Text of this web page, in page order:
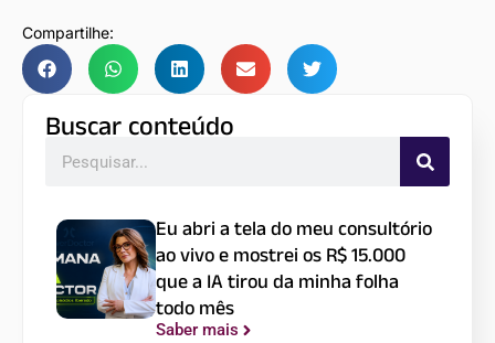
Compartilhe:
Buscar conteúdo
Eu abri a tela do meu consultório
ao vivo e mostrei os R$ 15.000
que a IA tirou da minha folha
todo mês
Saber mais